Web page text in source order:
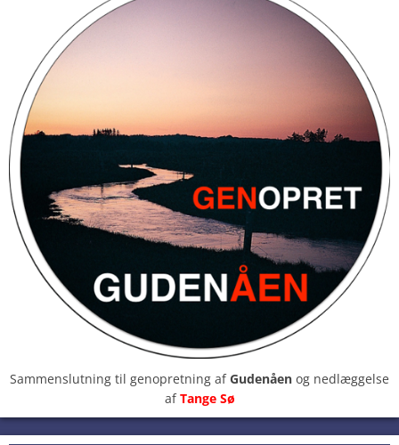
Sammenslutning til genopretning afGudenåen og nedlæggelse
afTange Sø